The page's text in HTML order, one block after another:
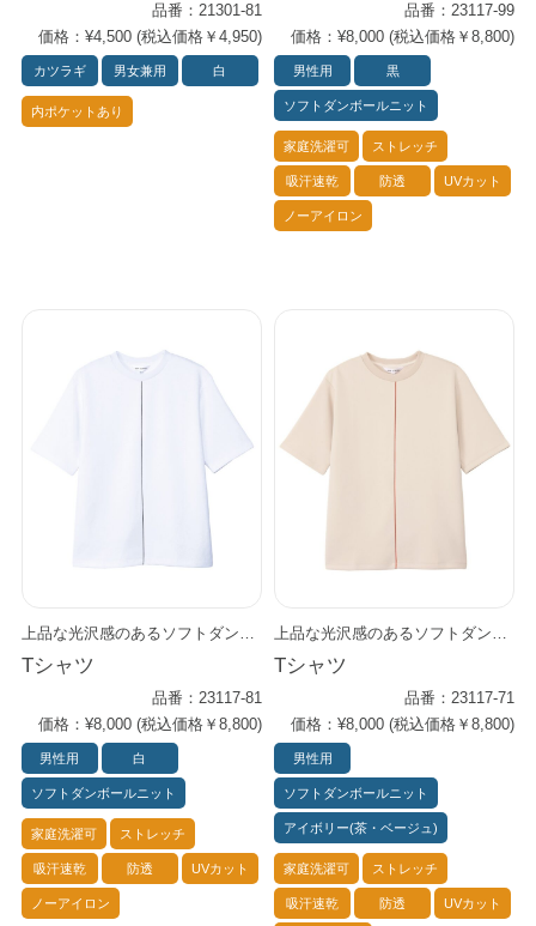
品番：21301-81
価格：¥4,500 (税込価格￥4,950)
カツラギ 男女兼用 白
内ポケットあり
品番：23117-99
価格：¥8,000 (税込価格￥8,800)
男性用 黒
ソフトダンボールニット
家庭洗濯可 ストレッチ
吸汗速乾 防透 UVカット
ノーアイロン
上品な光沢感のあるソフトダンボールニット素材を使用。 やや厚手ながら中空構造で軽さがあり、ストレスフリーの着心地。 シワになりにくく、ストレッチ性、速乾性もあるイージーケア。 ゆったりした袖は見た目も着心地もリラクシー。 細めのセンターラインで程良いエッジー感を演出します。 スーツのインナーとしても◎。 3色（アイボリー／ホワイト／ブラック）
Tシャツ
品番：23117-81
価格：¥8,000 (税込価格￥8,800)
男性用 白
ソフトダンボールニット
家庭洗濯可 ストレッチ
吸汗速乾 防透 UVカット
ノーアイロン
上品な光沢感のあるソフトダンボールニット素材を使用。 やや厚手ながら中空構造で軽さがあり、ストレスフリーの着心地。 シワになりにくく、ストレッチ性、速乾性もあるイージーケア。 ゆったりした袖は見た目も着心地もリラクシー。 細めのセンターラインで程良いエッジー感を演出します。 スーツのインナーとしても◎。 3色（アイボリー／ホワイト／ブラック）
Tシャツ
品番：23117-71
価格：¥8,000 (税込価格￥8,800)
男性用
ソフトダンボールニット
アイボリー(茶・ベージュ)
家庭洗濯可 ストレッチ
吸汗速乾 防透 UVカット